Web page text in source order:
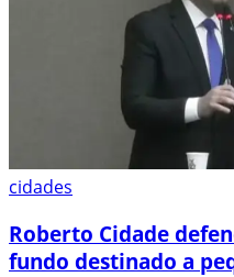
cidades
Roberto Cidade
fundo destinado a